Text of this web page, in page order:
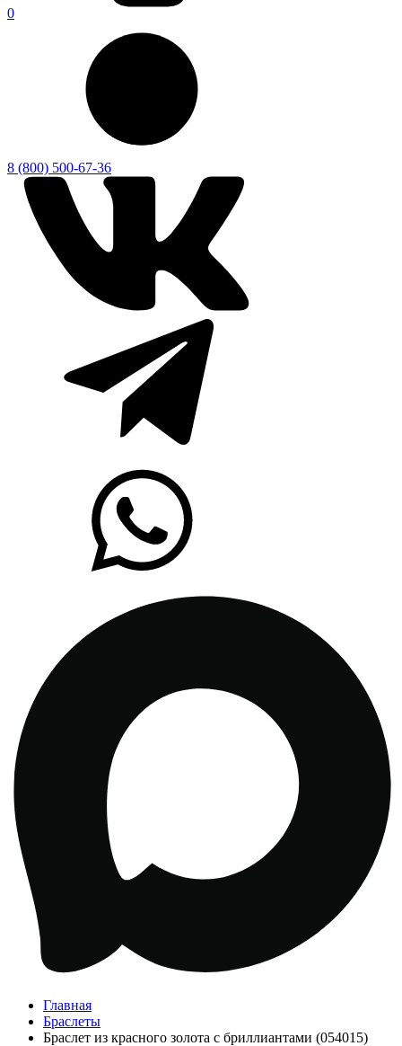
0
8 (800) 500-67-36
Главная
Браслеты
Браслет из красного золота с бриллиантами (054015)